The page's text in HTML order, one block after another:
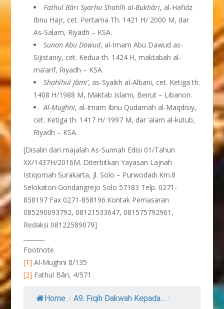
Fathul Bâri Syarhu Shahîh al-Bukhâri, al-Hafidz
Ibnu Hajr, cet. Pertama Th. 1421 H/ 2000 M, dar
As-Salam, Riyadh – KSA.
Sunan Abu Dawud, al-Imam Abu Dawud as-
Sijistaniy, cet. Kedua th. 1424 H, maktabah al-
ma’arif, Riyadh – KSA.
Shahîhul Jâmi’, as-Syaikh al-Albani, cet. Ketiga th.
1408 H/1988 M, Maktab Islami, Beirut – Libanon.
Al-Mughni, al-Imam Ibnu Qudamah al-Maqdisiy,
cet. Ketiga th. 1417 H/ 1997 M, dar ‘alam al-kutub,
Riyadh – KSA.
[Disalin dari majalah As-Sunnah Edisi 01/Tahun
XX/1437H/2016M. Diterbitkan Yayasan Lajnah
Istiqomah Surakarta, Jl. Solo – Purwodadi Km.8
Selokaton Gondangrejo Solo 57183 Telp. 0271-
858197 Fax 0271-858196.Kontak Pemasaran
085290093792, 08121533647, 081575792961,
Redaksi 08122589079]
Footnote
[1] Al-Mughni 8/135
[2] Fathul Bâri, 4/571
Home / A9. Fiqih Dakwah Kepada... /